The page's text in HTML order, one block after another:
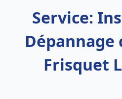
Service:
Dépannage
Frisquet